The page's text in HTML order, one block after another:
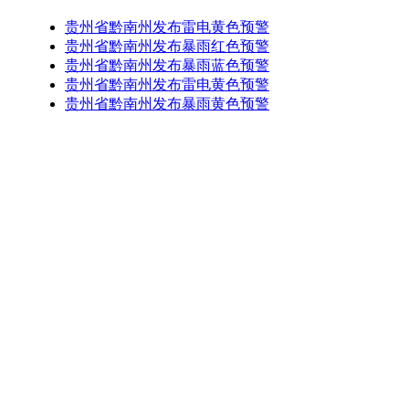
贵州省黔南州发布雷电黄色预警
贵州省黔南州发布暴雨红色预警
贵州省黔南州发布暴雨蓝色预警
贵州省黔南州发布雷电黄色预警
贵州省黔南州发布暴雨黄色预警